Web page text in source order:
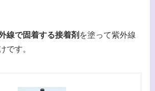
線で固着する接着剤 を塗って紫外線
です。